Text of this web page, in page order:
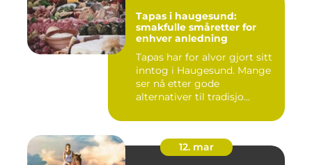
Tapas i haugesund:
smakfulle småretter for
enhver anledning
Tapas har for alvor gjort sitt
inntog i Haugesund. Mange
ser nå etter gode
alternativer til tradisjo...
12. mar